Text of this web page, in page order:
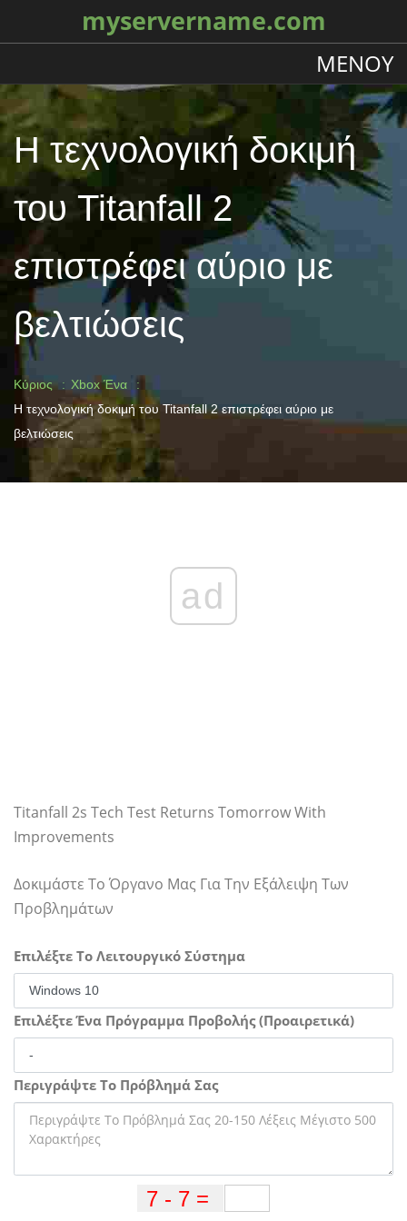
myservername.com
ΜΕΝΟΎ
Η τεχνολογική δοκιμή
του Titanfall 2
επιστρέφει αύριο με
βελτιώσεις
Κύριος
Xbox Ένα
Η τεχνολογική δοκιμή του Titanfall 2 επιστρέφει αύριο με
βελτιώσεις
ad
Titanfall 2s Tech Test Returns Tomorrow With
Improvements
Δοκιμάστε Το Όργανο Μας Για Την Εξάλειψη Των
Προβλημάτων
Επιλέξτε Το Λειτουργικό Σύστημα
Επιλέξτε Ένα Πρόγραμμα Προβολής (Προαιρετικά)
Περιγράψτε Το Πρόβλημά Σας